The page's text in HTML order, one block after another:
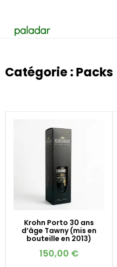
Catégorie : Packs
Krohn Porto 30 ans
d’âge Tawny (mis en
bouteille en 2013)
150,00 €